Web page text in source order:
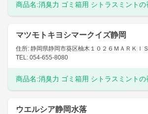
商品名:消臭力 ゴミ箱用 シトラスミントの
マツモトキヨシマークイズ静岡
住所: 静岡県静岡市葵区柚木１０２６ＭＡＲＫＩ
TEL: 054-655-8080
商品名:消臭力 ゴミ箱用 シトラスミントの
ウエルシア静岡水落